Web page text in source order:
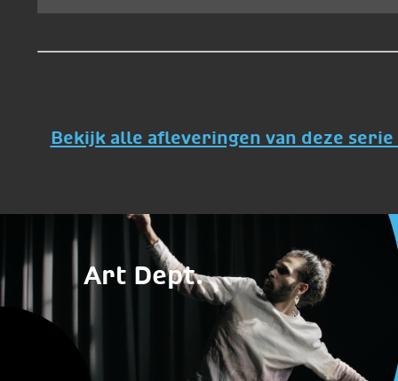
Bekijk alle afleveringen van deze
Art Dept.